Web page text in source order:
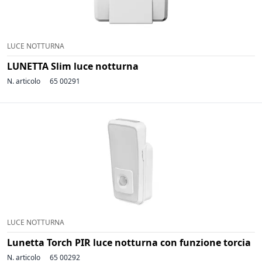
LUCE NOTTURNA
LUNETTA Slim luce notturna
N. articolo 65 00291
LUCE NOTTURNA
Lunetta Torch PIR luce notturna con funzione torcia
N. articolo 65 00292